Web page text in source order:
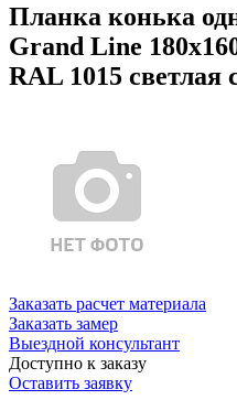
Планка конька
Grand Line
RAL 1015 светлая
Заказать расчет материала
Заказать замер
Выездной консультант
Доступно к заказу
Оставить заявку